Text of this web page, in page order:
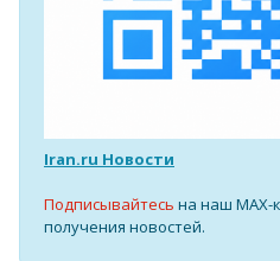
Iran.ru Новости
Подписывайтесь на наш MAX-
получения новостей.